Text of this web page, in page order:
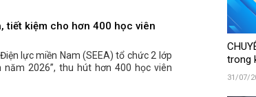
tiết kiệm cho hơn 400 học viên
lực miền Nam (SEEA) tổ chức 2 lớp
2026”, thu hút hơn 400 học viên
trong
31/07/